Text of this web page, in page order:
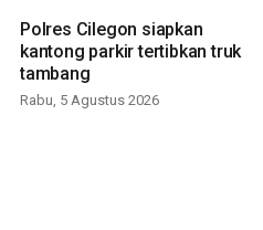
Polres Cilegon siapkan
kantong parkir tertibkan truk
tambang
Rabu, 5 Agustus 2026